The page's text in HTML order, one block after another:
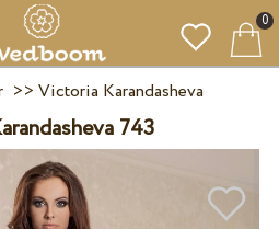
0
>> Victoria Karandasheva
743